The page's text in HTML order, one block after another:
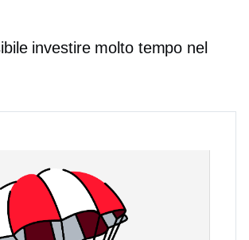
investire molto tempo nel